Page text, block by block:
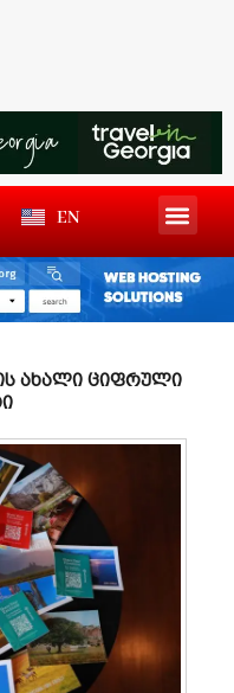
EN
ახალი ციფრული